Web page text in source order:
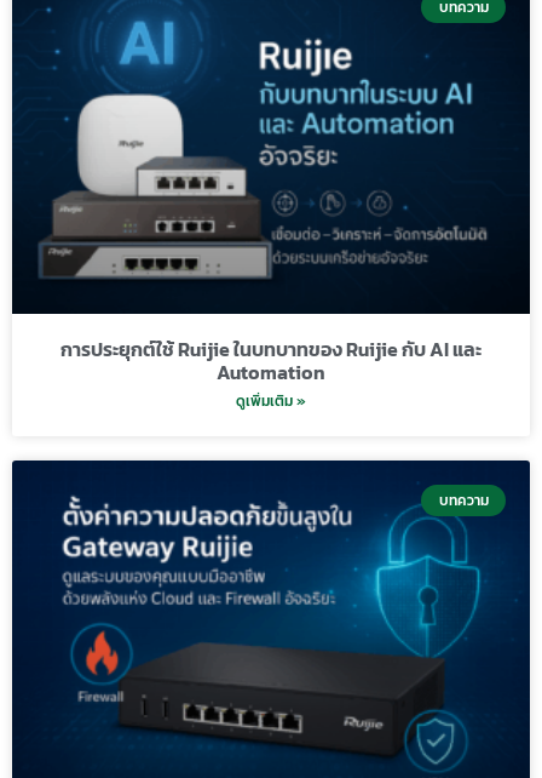
บทความ
การประยุกต์ใช้ Ruijie ในบทบาทของ Ruijie กับ AI และ
Automation
ดูเพิ่มเติม »
บทความ